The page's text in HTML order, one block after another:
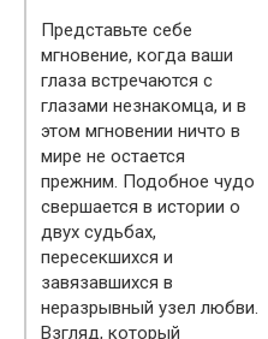
Представьте себе
мгновение, когда ваши
глаза встречаются с
глазами незнакомца, и в
этом мгновении ничто в
мире не остается
прежним. Подобное чудо
свершается в истории о
двух судьбах,
пересекшихся и
завязавшихся в
неразрывный узел любви.
Взгляд, который